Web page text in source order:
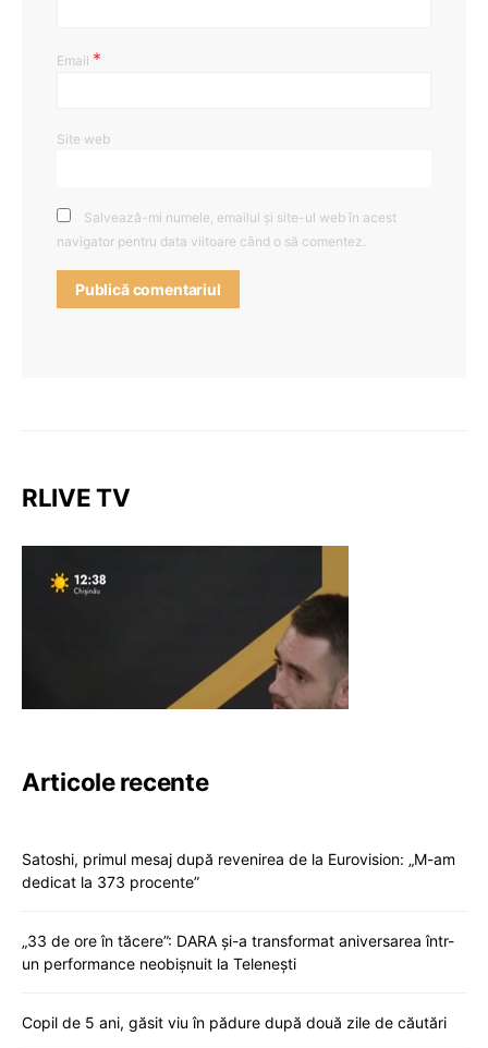
Email *
Site web
Salvează-mi numele, emailul și site-ul web în acest
navigator pentru data viitoare când o să comentez.
RLIVE TV
Articole recente
Satoshi, primul mesaj după revenirea de la Eurovision: „M-am
dedicat la 373 procente”
„33 de ore în tăcere”: DARA și-a transformat aniversarea într-
un performance neobișnuit la Telenești
Copil de 5 ani, găsit viu în pădure după două zile de căutări